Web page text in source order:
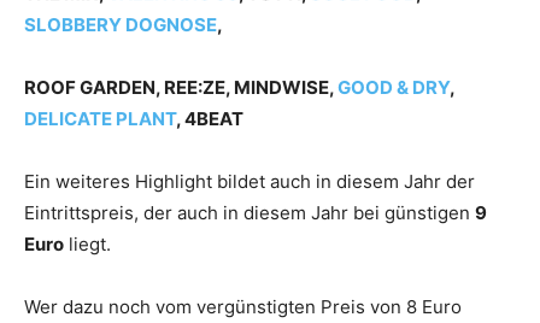
SLOBBERY DOGNOSE,
ROOF GARDEN, REE:ZE, MINDWISE,GOOD & DRY,
DELICATE PLANT, 4BEAT
Ein weiteres Highlight bildet auch in diesem Jahr der
Eintrittspreis, der auch in diesem Jahr bei günstigen 9
Euro liegt.
Wer dazu noch vom vergünstigten Preis von 8 Euro